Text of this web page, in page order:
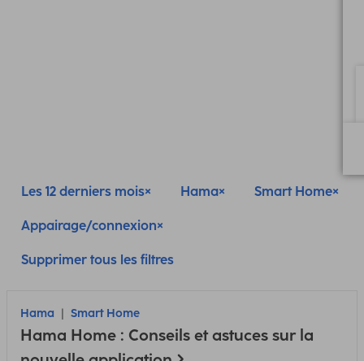
Les 12 derniers mois Hama Smart Home
Appairage/connexion
Supprimer tous les filtres
Hama Smart Home
Hama Home : Conseils et astuces sur la